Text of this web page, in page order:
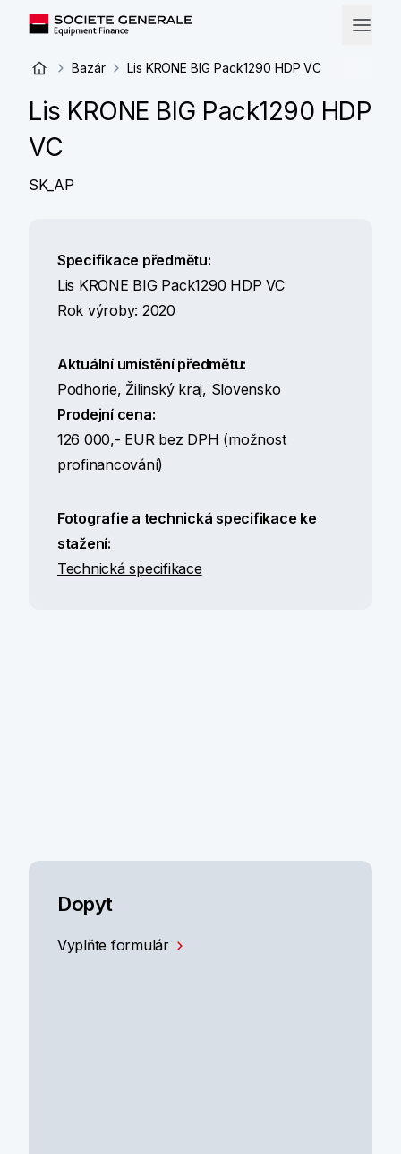
Bazár Lis KRONE BIG Pack1290 HDP VC
Lis KRONE BIG Pack1290 HDP
VC
SK_AP
Specifikace předmětu:
Lis KRONE BIG Pack1290 HDP VC
Rok výroby: 2020
Aktuální umístění předmětu:
Podhorie, Žilinský kraj, Slovensko
Prodejní cena:
126 000,- EUR bez DPH (možnost
profinancování)
Fotografie a technická specifikace ke
stažení:
Technická specifikace
Dopyt
Vyplňte formulár